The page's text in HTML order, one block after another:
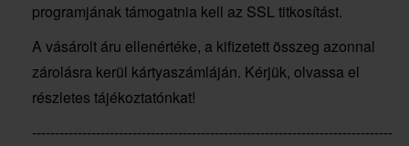
programjának támogatnia kell az SSL titkosítást.
A vásárolt áru ellenértéke, a kifizetett összeg azonnal
zárolásra kerül kártyaszámláján. Kérjük, olvassa el
részletes tájékoztatónkat!
-------------------------------------------------------------------------------